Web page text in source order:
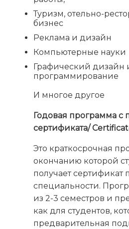
Туризм, отельно-
бизнес
Реклама и дизайн
Компьютерные науки
Графический дизайн
программирование
И многое другое
Годовая программа с
сертификата/
Это краткосрочная
окончанию которой
получает сертификат
специальности.
из 2-3 семестров и
как для студентов,
предварительная